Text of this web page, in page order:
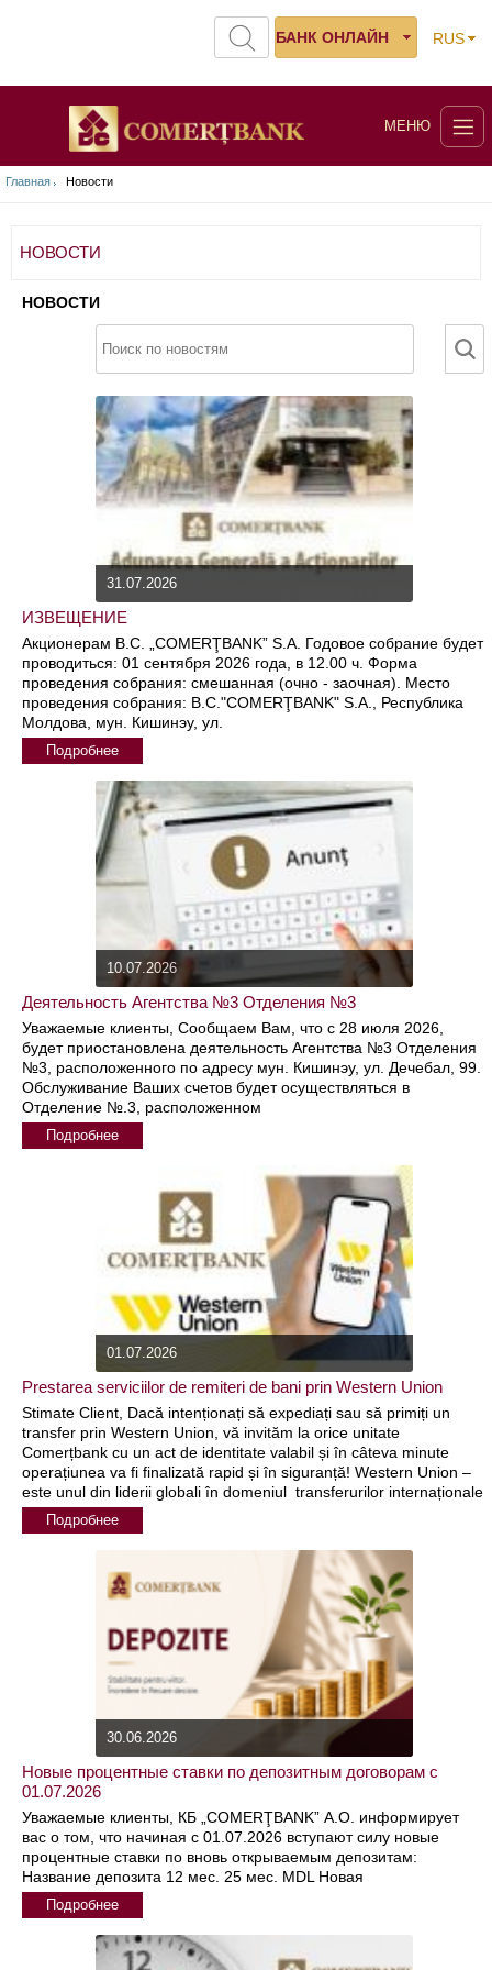
RUS
БАНК ОНЛАЙН
МЕНЮ
Главная Новости
НОВОСТИ
НОВОСТИ
31.07.2026
ИЗВЕЩЕНИЕ
Акционерам B.C. „COMERŢBANK” S.A. Годовое собрание будет
проводиться: 01 сентября 2026 года, в 12.00 ч. Форма
проведения собрания: смешанная (очно - заочная). Место
проведения собрания: B.C."COMERŢBANK" S.A., Республика
Молдова, мун. Кишинэу, ул.
Подробнее
10.07.2026
Деятельность Агентства №3 Отделения №3
Уважаемые клиенты, Сообщаем Вам, что с 28 июля 2026,
будет приостановлена деятельность Агентства №3 Отделения
№3, расположенного по адресу мун. Кишинэу, ул. Дечебал, 99.
Обслуживание Ваших счетов будет осуществляться в
Отделение №.3, расположенном
Подробнее
01.07.2026
Prestarea serviciilor de remiteri de bani prin Western Union
Stimate Client, Dacă intenționați să expediați sau să primiți un
transfer prin Western Union, vă invităm la orice unitate
Comerțbank cu un act de identitate valabil și în câteva minute
operațiunea va fi finalizată rapid și în siguranță! Western Union –
este unul din liderii globali în domeniul transferurilor internaționale
de bani, oferind modalităţi rapide, sigure şi uşoar de
Подробнее
30.06.2026
Новые процентные ставки по депозитным договорам с
01.07.2026
Уважаемые клиенты, КБ „COMERŢBANK” А.О. информирует
вас о том, что начиная с 01.07.2026 вступают силу новые
процентные ставки по вновь открываемым депозитам:
Название депозита 12 мес. 25 мес. MDL Новая
Подробнее